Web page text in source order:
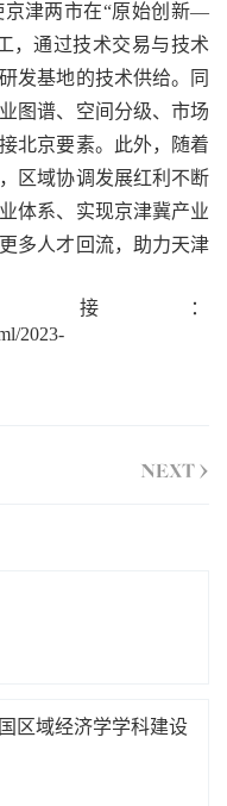
京津两市在“原始创新—
，通过技术交易与技术
发基地的技术供给。同
图谱、空间分级、市场
北京要素。此外，随着
区域协调发展红利不断
体系、实现京津冀产业
多人才回流，助力天津
接：
2023-
NEXT >
区域经济学学科建设